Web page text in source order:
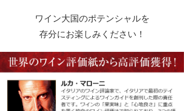
ワイン大国のポテンシャルを
存分にお楽しみください！